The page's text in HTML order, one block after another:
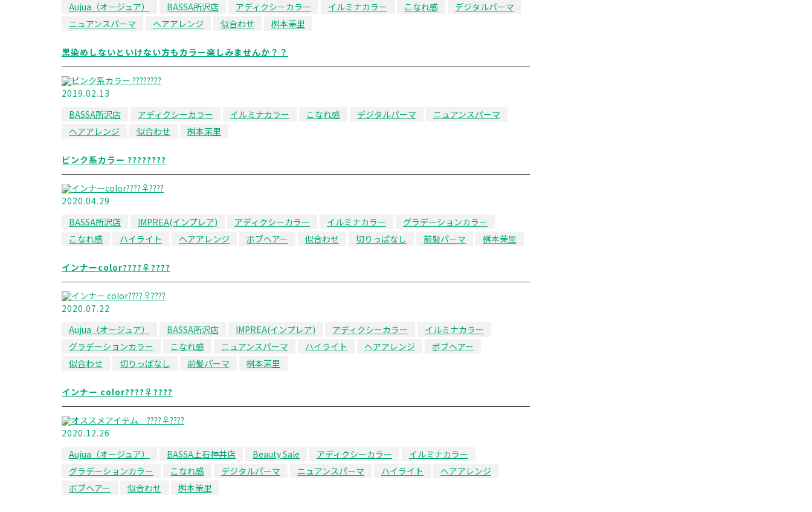
Aujua（オージュア）
BASSA所沢店 アディクシーカラー イルミナカラー こなれ感
デジタルパーマ
ニュアンスパーマ
ヘアアレンジ 似合わせ 桝本茉里
黒染めしないといけない方もカラー楽しみませんか？？
2019.02.13
BASSA所沢店
アディクシーカラー イルミナカラー こなれ感 デジタルパーマ
ニュアンスパーマ
ヘアアレンジ
似合わせ 桝本茉里
ピンク系カラー ????????
2020.04.29
BASSA所沢店
IMPREA(インプレア) アディクシーカラー イルミナカラー
グラデーションカラー
こなれ感
ハイライト ヘアアレンジ ボブヘアー 似合わせ 切りっぱなし 前髪パーマ 桝本茉里
インナーcolor????‍♀️????
2020.07.22
Aujua（オージュア）
BASSA所沢店 IMPREA(インプレア) アディクシーカラー
イルミナカラー
グラデーションカラー
こなれ感 ニュアンスパーマ ハイライト ヘアアレンジ
ボブヘアー
似合わせ
切りっぱなし 前髪パーマ 桝本茉里
インナー color????‍♀️????
2020.12.26
Aujua（オージュア）
BASSA上石神井店 Beauty Sale アディクシーカラー
イルミナカラー
グラデーションカラー
こなれ感 デジタルパーマ ニュアンスパーマ ハイライト
ヘアアレンジ
ボブヘアー
似合わせ 桝本茉里